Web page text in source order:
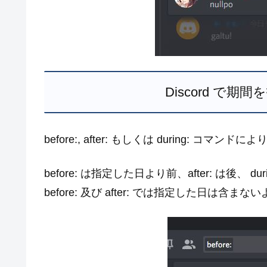
Discord で期間
before:, after: もしくは during: コマンドによ
before: は指定した日より前、after: は後、
before: 及び after: では指定した日は含まない